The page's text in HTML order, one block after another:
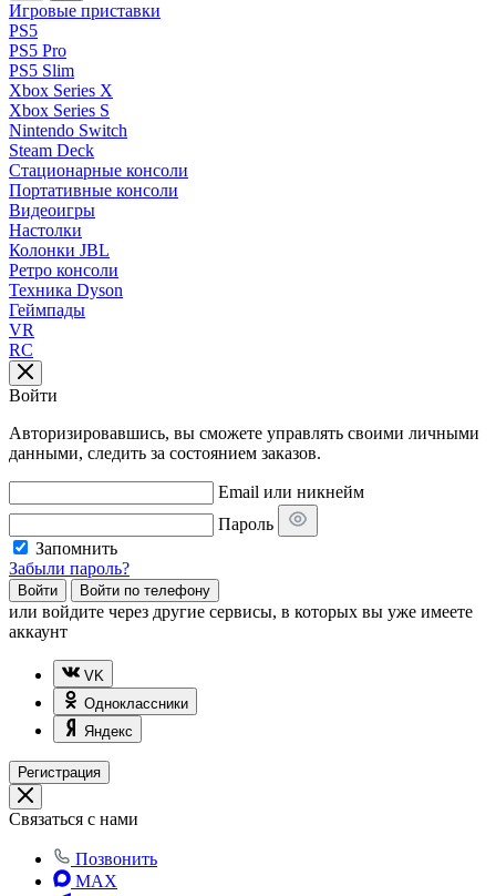
Игровые приставки
PS5
PS5 Pro
PS5 Slim
Xbox Series X
Xbox Series S
Nintendo Switch
Steam Deck
Стационарные консоли
Портативные консоли
Видеоигры
Настолки
Колонки JBL
Ретро консоли
Техника Dyson
Геймпады
VR
RC
Войти
Авторизировавшись, вы сможете управлять своими личными
данными, следить за состоянием заказов.
Email или никнейм
Пароль
Запомнить
Забыли пароль?
Войти Войти по телефону
или войдите через другие сервисы, в которых вы уже имеете
аккаунт
VK
Одноклассники
Яндекс
Регистрация
Связаться с нами
Позвонить
MAX